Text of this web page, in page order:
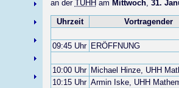
an der TUHHam Mittwoch, 31.
Uhrzeit Vortragender
09:45 Uhr ERÖFFNUNG
10:00 Uhr Michael Hinze, UHH
10:15 Uhr Armin Iske, UHH